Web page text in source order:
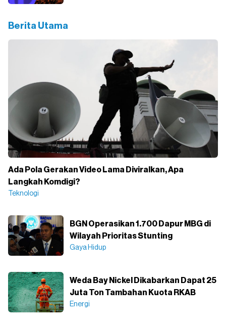
Berita Utama
Ada Pola Gerakan Video Lama Diviralkan, Apa
Langkah Komdigi?
Teknologi
BGN Operasikan 1.700 Dapur MBG di
Wilayah Prioritas Stunting
Gaya Hidup
Weda Bay Nickel Dikabarkan Dapat 25
Juta Ton Tambahan Kuota RKAB
Energi